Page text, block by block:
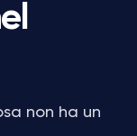
non ha un